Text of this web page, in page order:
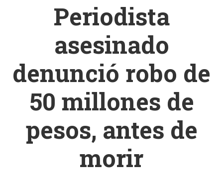
Periodista
asesinado
denunció robo de
50 millones de
pesos, antes de
morir